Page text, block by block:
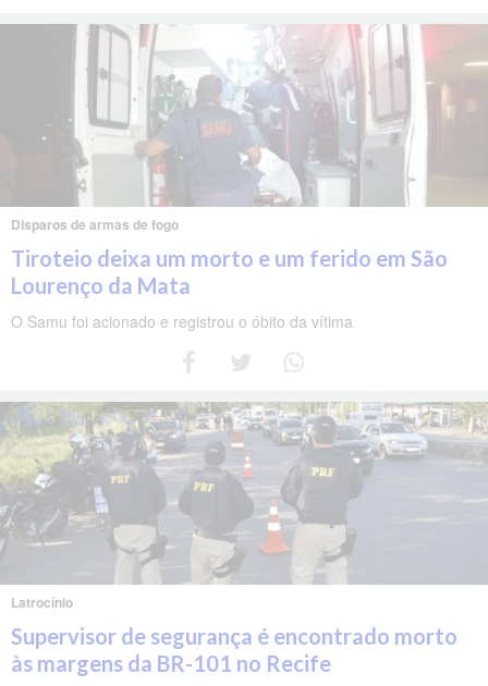
Disparos de armas de fogo
Tiroteio deixa um morto e um ferido em São
Lourenço da Mata
O Samu foi acionado e registrou o óbito da vítima
Latrocínio
Supervisor de segurança é encontrado morto
às margens da BR-101 no Recife